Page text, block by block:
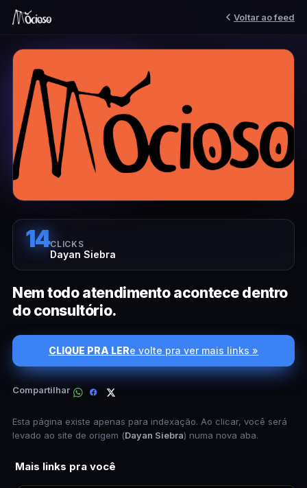
Voltar ao feed
14CLICKS
Dayan Siebra
Nem todo atendimento acontece dentro
do consultório.
CLIQUE PRA LERe volte pra ver mais links »
Compartilhar
Esta página existe apenas para indexação. Ao clicar, você será
levado ao site de origem (Dayan Siebra) numa nova aba.
Mais links pra você